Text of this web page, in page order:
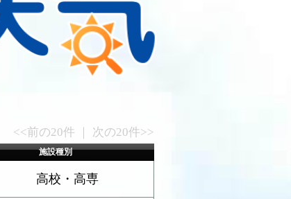
<<前の20件 ｜ 次の20件>>
施設種別
高校・高専